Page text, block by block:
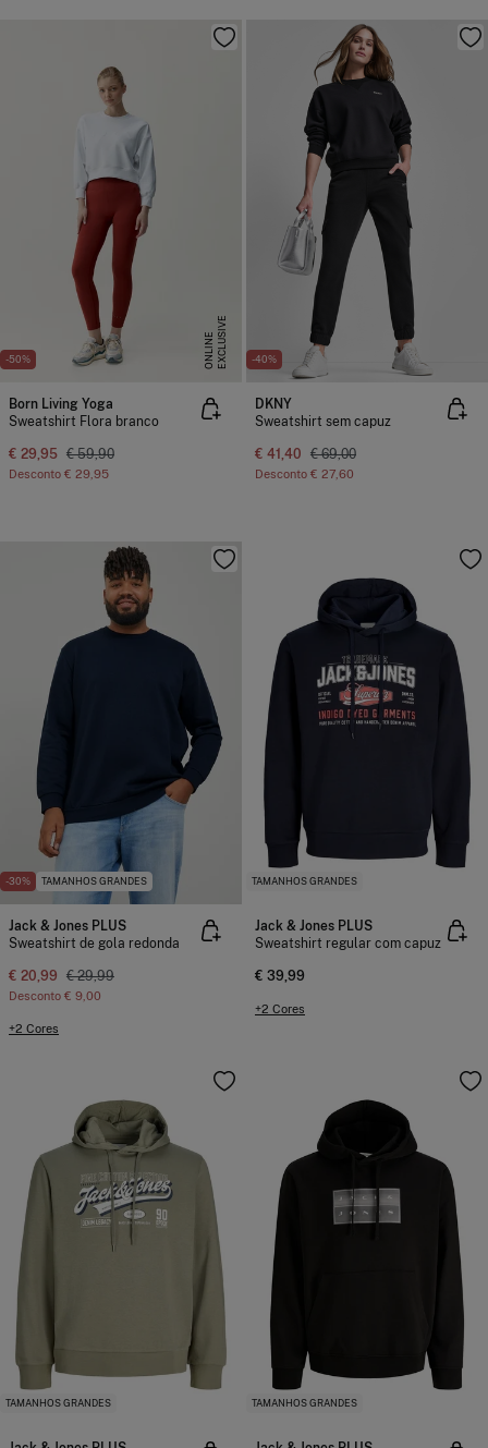
-50% E
X
C
L
U
SI
V
E
O
N
L
I
N
E
Born Living Yoga
Sweatshirt Flora branco
€ 29,95 € 59,90
Desconto € 29,95
-40%
DKNY
Sweatshirt sem capuz
€ 41,40 € 69,00
Desconto € 27,60
-30% TAMANHOS GRANDES
Jack & Jones PLUS
Sweatshirt de gola redonda
€ 20,99 € 29,99
Desconto € 9,00
+2 Cores
TAMANHOS GRANDES
Jack & Jones PLUS
Sweatshirt regular com capuz
€ 39,99
+2 Cores
TAMANHOS GRANDES TAMANHOS GRANDES